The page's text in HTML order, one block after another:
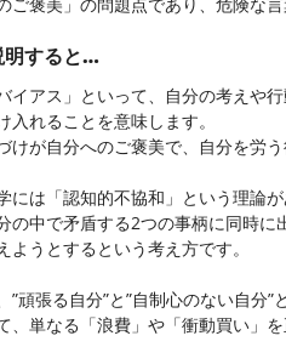
明すると…
イアス」といって、自分の考えや
入れることを意味します。
けが自分へのご褒美で、自分を労
には「認知的不協和」という理論が
の中で矛盾する2つの事柄に同時
ようとするという考え方です。
”頑張る自分”と”自制心のない自
、単なる「浪費」や「衝動買い」